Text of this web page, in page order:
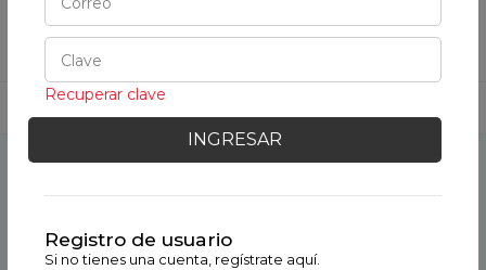
Recuperar clave
INGRESAR
Registro de usuario
Si no tienes una cuenta, regístrate aquí.